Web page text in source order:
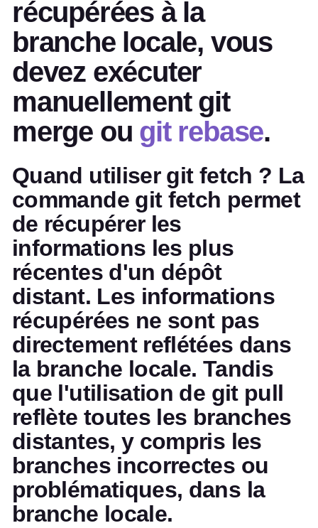
récupérées à la
branche locale, vous
devez exécuter
manuellement git
merge ou git rebase.
Quand utiliser git fetch ? La
commande git fetch permet
de récupérer les
informations les plus
récentes d'un dépôt
distant. Les informations
récupérées ne sont pas
directement reflétées dans
la branche locale. Tandis
que l'utilisation de git pull
reflète toutes les branches
distantes, y compris les
branches incorrectes ou
problématiques, dans la
branche locale.